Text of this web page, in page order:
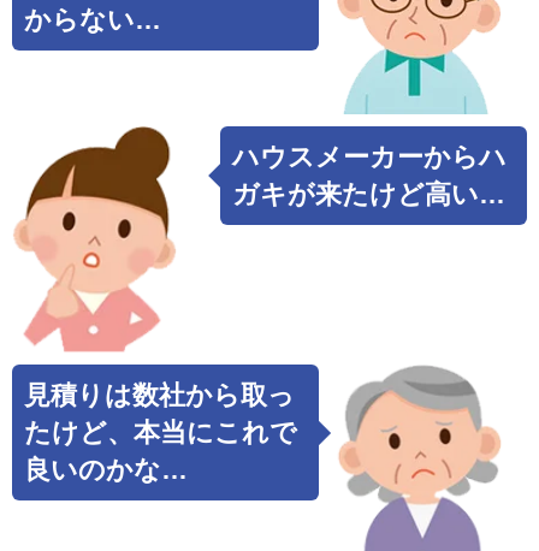
からない…
ハウスメーカーからハ
ガキが来たけど高い…
見積りは数社から取っ
たけど、本当にこれで
良いのかな…